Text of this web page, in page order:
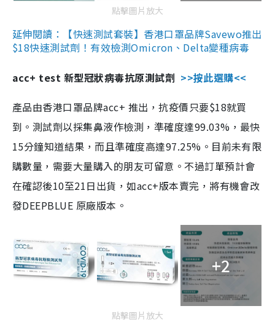
點擊圖片放大
延伸閱讀：【快速測試套裝】香港口罩品牌Savewo推出
$18快速測試劑！有效檢測Omicron、Delta變種病毒
acc+ test 新型冠狀病毒抗原測試劑 >>按此選購<<
產品由香港口罩品牌acc+ 推出，抗疫價只要$18就買
到。測試劑以採集鼻液作檢測，準確度達99.03%，最快
15分鐘知道結果，而且準確度高達97.25%。目前未有限
購數量，需要大量購入的朋友可留意。不過訂單預計會
在確認後10至21日出貨，如acc+版本賣完，將有機會改
發DEEPBLUE 原廠版本。
+2
點擊圖片放大